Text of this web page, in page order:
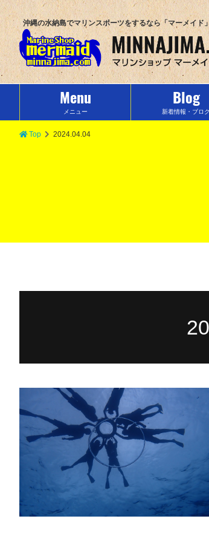
沖縄の水納島でマリンスポーツをするなら「マーメイド
Menu
メニュー
Blog
新着情報・ブロ
Top 2024.04.04